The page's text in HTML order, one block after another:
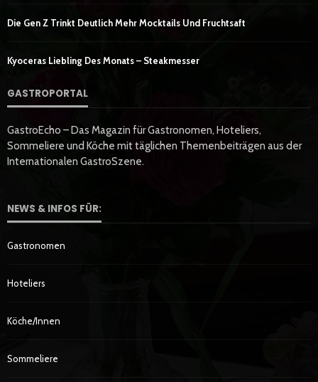
Die Gen Z Trinkt Deutlich Mehr Mocktails Und Fruchtsaft
Kyoceras Liebling Des Monats – Steakmesser
GASTROPORTAL
GastroEcho – Das Magazin für Gastronomen, Hoteliers,
Sommeliere und Köche mit täglichen Themenbeiträgen aus der
Internationalen GastroSzene.
NEWS & INFOS FÜR:
Gastronomen
Hoteliers
Köche/innen
Sommeliere